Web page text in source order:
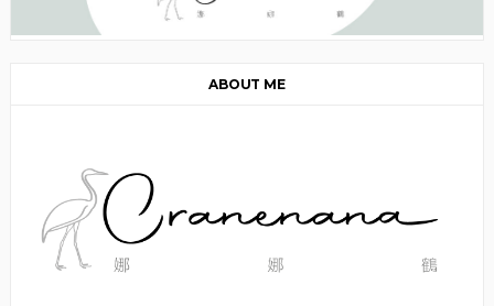
ABOUT ME